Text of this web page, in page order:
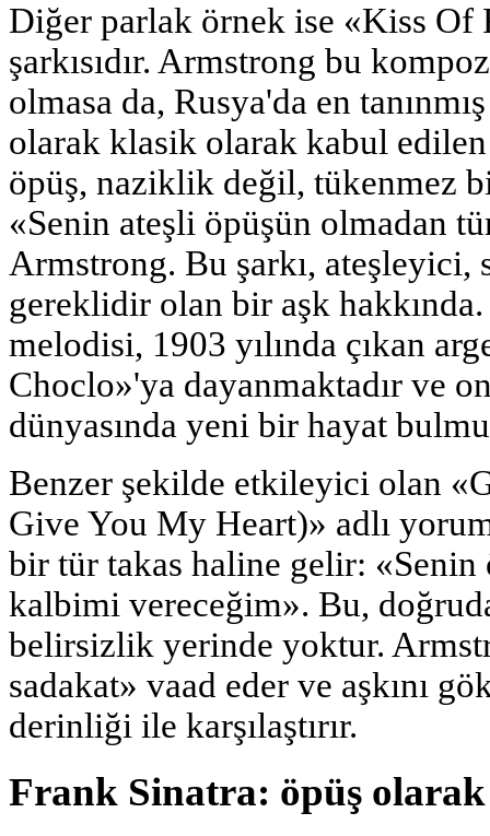
Diğer parlak örnek ise «Kiss Of
şarkısıdır. Armstrong bu
olmasa da, Rusya'da en
olarak klasik olarak kabul
öpüş, naziklik değil, tükenmez
«Senin ateşli öpüşün olmadan
Armstrong. Bu şarkı, ateşleyici,
gereklidir olan bir aşk
melodisi, 1903 yılında çıkan
Choclo»'ya dayanmaktadır ve
dünyasında yeni bir hayat
Benzer şekilde etkileyici olan
Give You My Heart)» adlı
bir tür takas haline gelir: «Senin
kalbimi vereceğim». Bu,
belirsizlik yerinde yoktur.
sadakat» vaad eder ve aşkını
derinliği ile karşılaştırır.
Frank Sinatra: öpüş olarak